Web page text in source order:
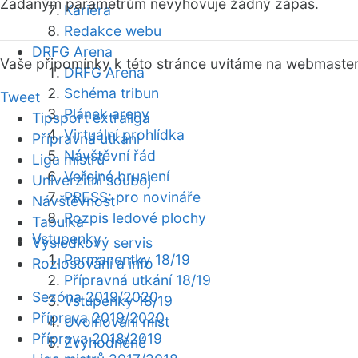
Kariéra
Redakce webu
DRFG Arena
DRFG Arena
Schéma tribun
Plánek areny
Virtuální prohlídka
Návštěvní řád
Veřejné bruslení
PRESS: pro novináře
Rozpis ledové plochy
Vstupenky
Permanentky 18/19
Přípravná utkání 18/19
Vstupenky 18/19
Uvolňování míst
Zvýhodněné
Zadaným parametrům nevyhovuje žádný zápas.
Vaše připomínky k této stránce uvítáme na webmaster
Tweet
Tipsport extraliga
Přípravná utkání
Liga mistrů
Univerzitní souboj
Návštěvnost
Tabulka
Výsledkový servis
Rozlosování a info
Sezóna 2019/2020
Příprava 2019/2020
Příprava 2018/2019